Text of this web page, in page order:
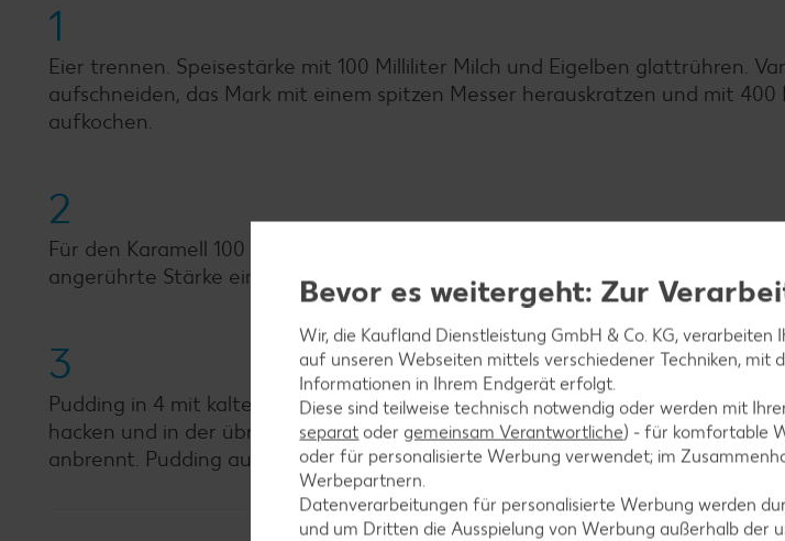
1
Eier trennen. Speisestärke mit 100 Milliliter Milch und Eigelben glattrühren.
aufschneiden, das Mark mit einem spitzen Messer herauskratzen und mit 400
aufkochen.
2
Für den Karamell 100 Gramm Zucker schmelzen, 1 Esslöffel Butter
angerührte Stärke einrühren und aufkochen. Steifgeschlagenes Eiweiß
3
Pudding in 4 mit kaltem Wasser ausgespülte Puddingförmchen füllen und
hacken und in der übrigen heißen Milch schmelzen lassen, dabei ständig
anbrennt. Pudding auf Teller stürzen, mit der heißen oder kalten Soße
Bevor es weitergeht: Zur
Wir, die Kaufland Dienstleistung GmbH & Co. KG,
auf unseren Webseiten mittels verschiedener Techniken,
Informationen in Ihrem Endgerät erfolgt.
Diese sind teilweise technisch notwendig oder werden mit
separat oder gemeinsam Verantwortliche) - für komfortable
oder für personalisierte Werbung verwendet; im
Werbepartnern.
Datenverarbeitungen für personalisierte Werbung werden
und um Dritten die Ausspielung von Werbung außerhalb der